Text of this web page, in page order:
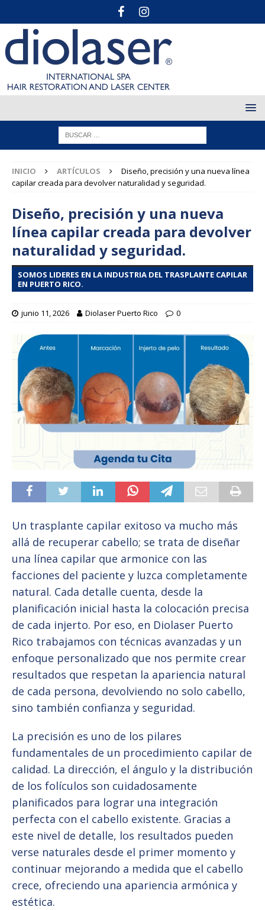
INICIO ARTÍCULOS
Diseño, precisión y una nueva línea
capilar creada para devolver naturalidad y seguridad.
Diseño, precisión y una nueva
línea capilar creada para devolver
naturalidad y seguridad.
SOMOS LIDERES EN LA INDUSTRIA DEL TRASPLANTE CAPILAR
EN PUERTO RICO.
junio 11, 2026 Diolaser Puerto Rico 0
Un trasplante capilar exitoso va mucho más
allá de recuperar cabello; se trata de diseñar
una línea capilar que armonice con las
facciones del paciente y luzca completamente
natural. Cada detalle cuenta, desde la
planificación inicial hasta la colocación precisa
de cada injerto. Por eso, en Diolaser Puerto
Rico trabajamos con técnicas avanzadas y un
enfoque personalizado que nos permite crear
resultados que respetan la apariencia natural
de cada persona, devolviendo no solo cabello,
sino también confianza y seguridad.
La precisión es uno de los pilares
fundamentales de un procedimiento capilar de
calidad. La dirección, el ángulo y la distribución
de los folículos son cuidadosamente
planificados para lograr una integración
perfecta con el cabello existente. Gracias a
este nivel de detalle, los resultados pueden
verse naturales desde el primer momento y
continuar mejorando a medida que el cabello
crece, ofreciendo una apariencia armónica y
estética.